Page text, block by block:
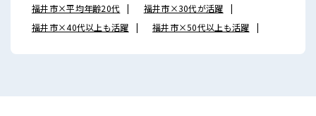
福井市×平均年齢20代
福井市×30代が活躍
福井市×40代以上も活躍
福井市×50代以上も活躍